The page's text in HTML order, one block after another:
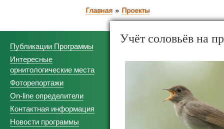
Главная Проекты
Публикации Программы
Интересные
орнитологические места
Фоторепортажи
On-line определители
Контактная информация
Новости программы
Учёт соловьёв на